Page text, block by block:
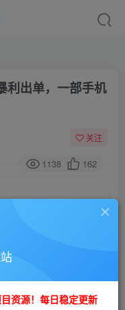
利出单，一部手机
关注
1138 162
99
资源！每日稳定更新